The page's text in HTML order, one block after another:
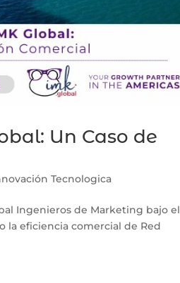
Un Caso de
Tecnologica
Ingenieros de Marketing bajo el
la eficiencia comercial de Red